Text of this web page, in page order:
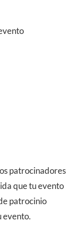
patrocinadores
que tu evento
patrocinio
evento.